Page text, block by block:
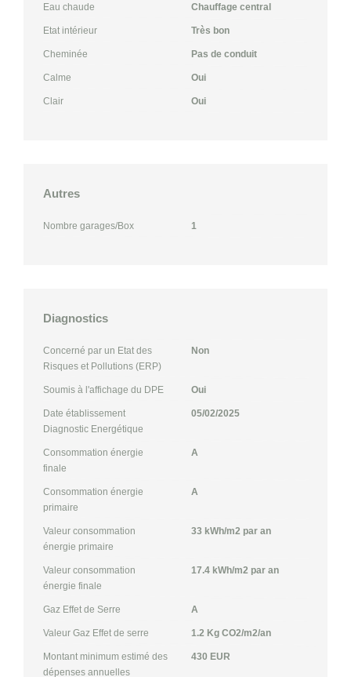
Eau chaude Chauffage central
Etat intérieur Très bon
Cheminée Pas de conduit
Calme Oui
Clair Oui
Autres
Nombre garages/Box 1
Diagnostics
Concerné par un Etat des
Risques et Pollutions (ERP)
Non
Soumis à l'affichage du DPE Oui
Date établissement
Diagnostic Energétique
05/02/2025
Consommation énergie
finale
A
Consommation énergie
primaire
A
Valeur consommation
énergie primaire
33 kWh/m2 par an
Valeur consommation
énergie finale
17.4 kWh/m2 par an
Gaz Effet de Serre A
Valeur Gaz Effet de serre 1.2 Kg CO2/m2/an
Montant minimum estimé des
dépenses annuelles
430 EUR